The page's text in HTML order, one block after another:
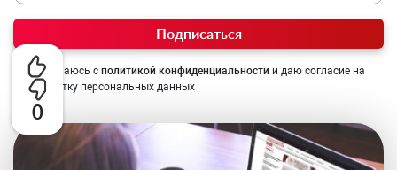
0
Подписаться
Соглашаюсь с политикой конфиденциальности и даю согласие на
обработку персональных данных